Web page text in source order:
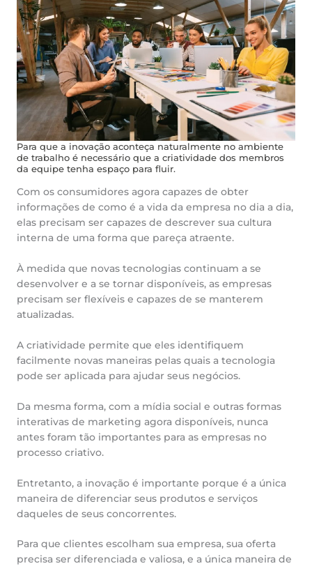
Para que a inovação aconteça naturalmente no ambiente
de trabalho é necessário que a criatividade dos membros
da equipe tenha espaço para fluir.
Com os consumidores agora capazes de obter
informações de como é a vida da empresa no dia a dia,
elas precisam ser capazes de descrever sua cultura
interna de uma forma que pareça atraente.
À medida que novas tecnologias continuam a se
desenvolver e a se tornar disponíveis, as empresas
precisam ser flexíveis e capazes de se manterem
atualizadas.
A criatividade permite que eles identifiquem
facilmente novas maneiras pelas quais a tecnologia
pode ser aplicada para ajudar seus negócios.
Da mesma forma, com a mídia social e outras formas
interativas de marketing agora disponíveis, nunca
antes foram tão importantes para as empresas no
processo criativo.
Entretanto, a inovação é importante porque é a única
maneira de diferenciar seus produtos e serviços
daqueles de seus concorrentes.
Para que clientes escolham sua empresa, sua oferta
precisa ser diferenciada e valiosa, e a única maneira de